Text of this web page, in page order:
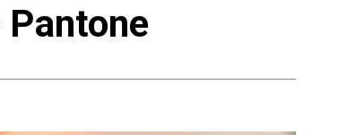
Pantone